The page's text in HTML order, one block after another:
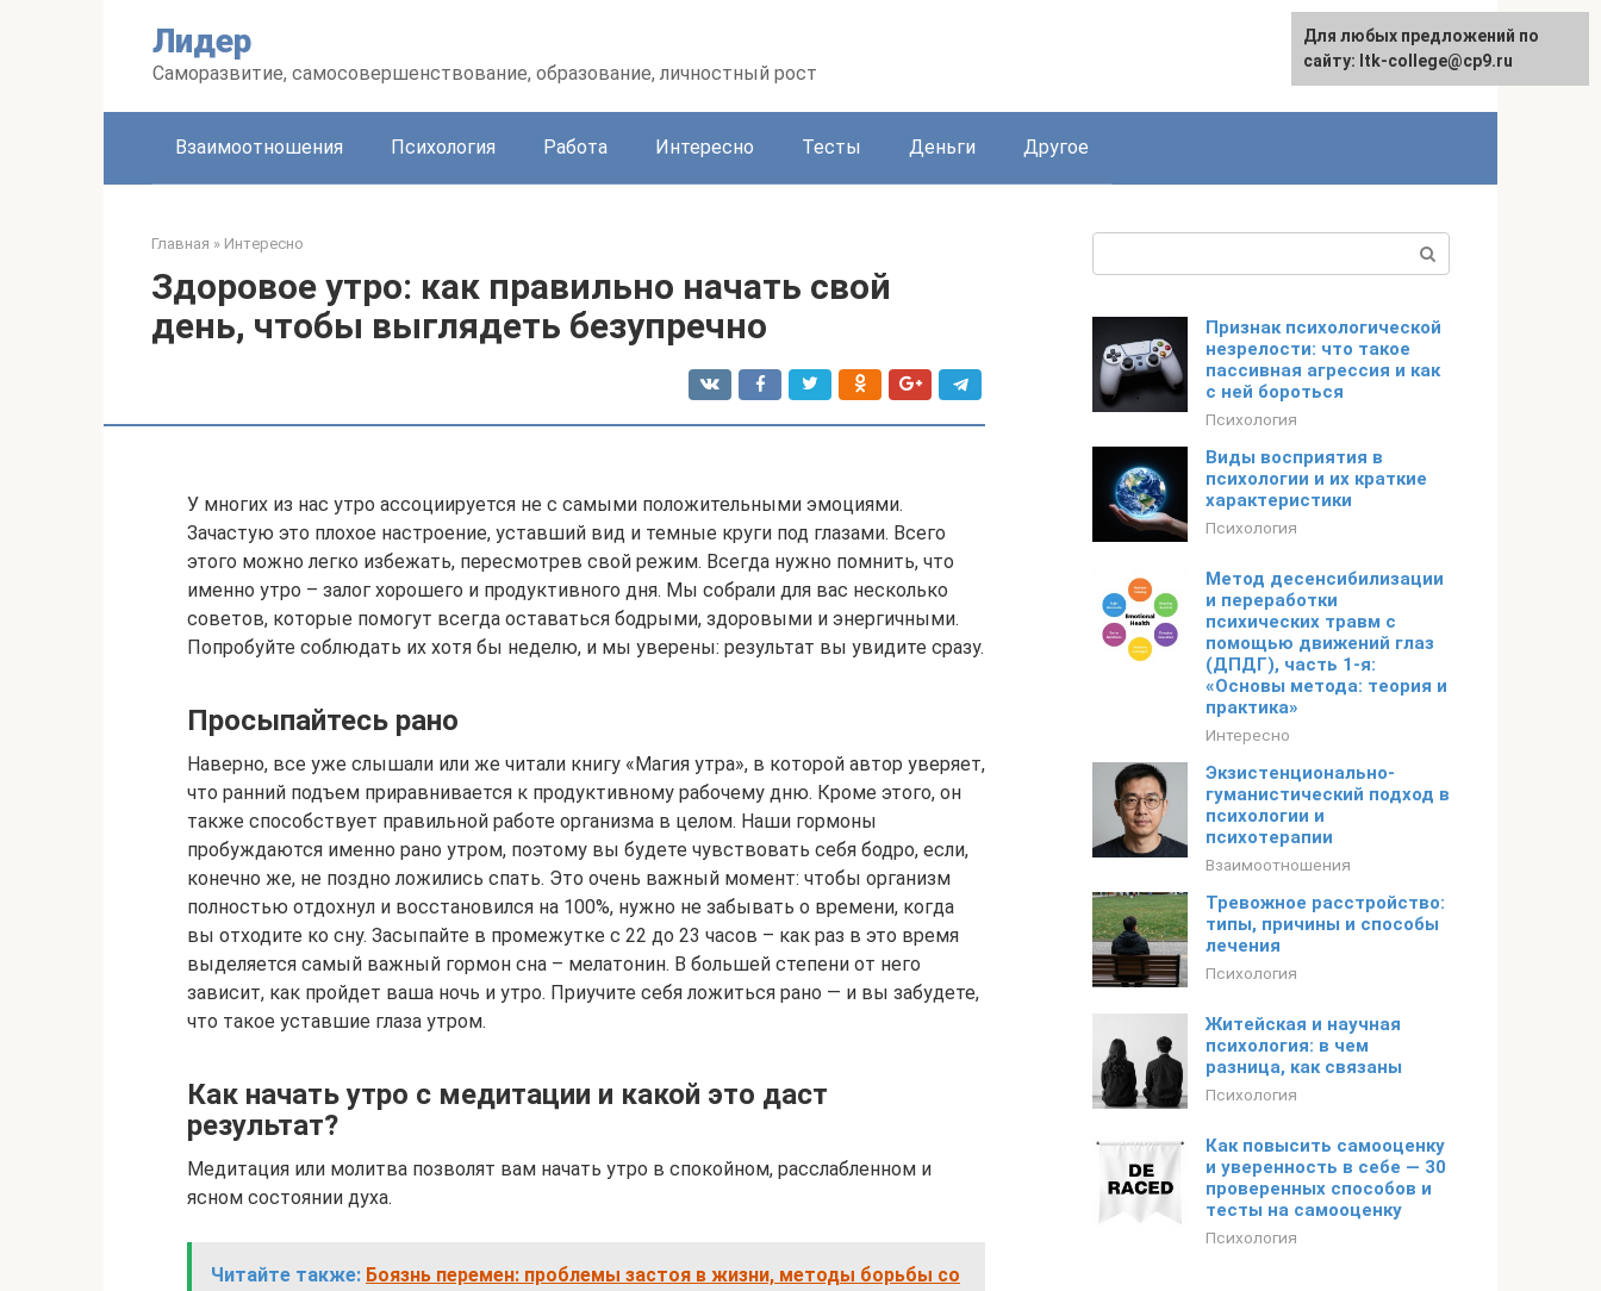
Лидер
Саморазвитие, самосовершенствование, образование, личностный рост
Взаимоотношения Психология Работа Интересно Тесты Деньги Другое
Главная » Интересно
Здоровое утро: как правильно начать свой
день, чтобы выглядеть безупречно
У многих из нас утро ассоциируется не с самыми положительными эмоциями.
Зачастую это плохое настроение, уставший вид и темные круги под глазами. Всего
этого можно легко избежать, пересмотрев свой режим. Всегда нужно помнить, что
именно утро – залог хорошего и продуктивного дня. Мы собрали для вас несколько
советов, которые помогут всегда оставаться бодрыми, здоровыми и энергичными.
Попробуйте соблюдать их хотя бы неделю, и мы уверены: результат вы увидите сразу.
Просыпайтесь рано
Наверно, все уже слышали или же читали книгу «Магия утра», в которой автор уверяет,
что ранний подъем приравнивается к продуктивному рабочему дню. Кроме этого, он
также способствует правильной работе организма в целом. Наши гормоны
пробуждаются именно рано утром, поэтому вы будете чувствовать себя бодро, если,
конечно же, не поздно ложились спать. Это очень важный момент: чтобы организм
полностью отдохнул и восстановился на 100%, нужно не забывать о времени, когда
вы отходите ко сну. Засыпайте в промежутке с 22 до 23 часов – как раз в это время
выделяется самый важный гормон сна – мелатонин. В большей степени от него
зависит, как пройдет ваша ночь и утро. Приучите себя ложиться рано — и вы забудете,
что такое уставшие глаза утром.
Как начать утро с медитации и какой это даст
результат?
Медитация или молитва позволят вам начать утро в спокойном, расслабленном и
ясном состоянии духа.
Читайте также: Боязнь перемен: проблемы застоя в жизни, методы борьбы со
Признак психологической
незрелости: что такое
пассивная агрессия и как
с ней бороться
Психология
Виды восприятия в
психологии и их краткие
характеристики
Психология
Метод десенсибилизации
и переработки
психических травм с
помощью движений глаз
(ДПДГ), часть 1-я:
«Основы метода: теория и
практика»
Интересно
Экзистенционально-
гуманистический подход в
психологии и
психотерапии
Взаимоотношения
Тревожное расстройство:
типы, причины и способы
лечения
Психология
Житейская и научная
психология: в чем
разница, как связаны
Психология
Как повысить самооценку
и уверенность в себе — 30
проверенных способов и
тесты на самооценку
Психология
Для любых предложений по
сайту: ltk-college@cp9.ru